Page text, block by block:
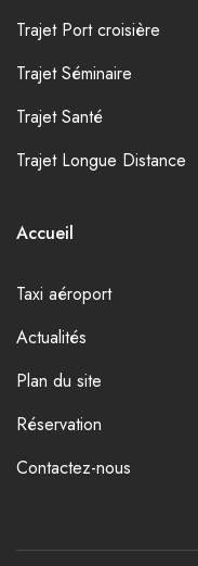
Trajet Port croisière
Trajet Séminaire
Trajet Santé
Trajet Longue Distance
Accueil
Taxi aéroport
Actualités
Plan du site
Réservation
Contactez-nous